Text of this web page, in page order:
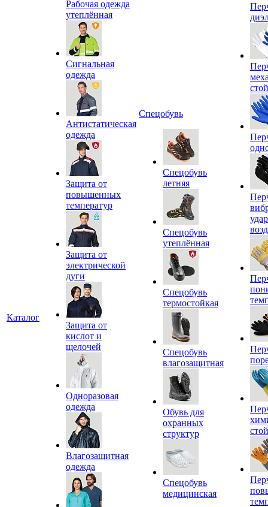
Каталог
Рабочая одежда
утеплённая
Сигнальная
одежда
Антистатическая
одежда
Защита от
повышенных
температур
Защита от
электрической
дуги
Защита от
кислот и
щелочей
Одноразовая
одежда
Влагозащитная
одежда
Спецобувь
Спецобувь
летняя
Спецобувь
утеплённая
Спецобувь
термостойкая
Спецобувь
влагозащитная
Обувь для
охранных
структур
Спецобувь
медицинская